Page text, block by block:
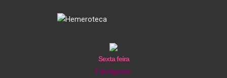
Sexta feira
7 de Agosto